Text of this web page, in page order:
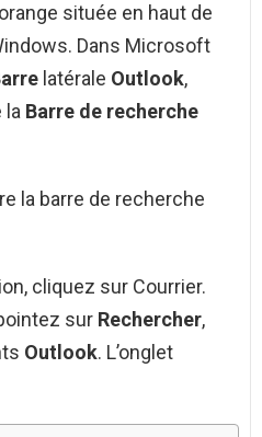
située en haut de
Dans Microsoft
latérale Outlook,
la Barre de recherche
la barre de recherche
cliquez sur Courrier.
sur Rechercher,
Outlook. L’onglet